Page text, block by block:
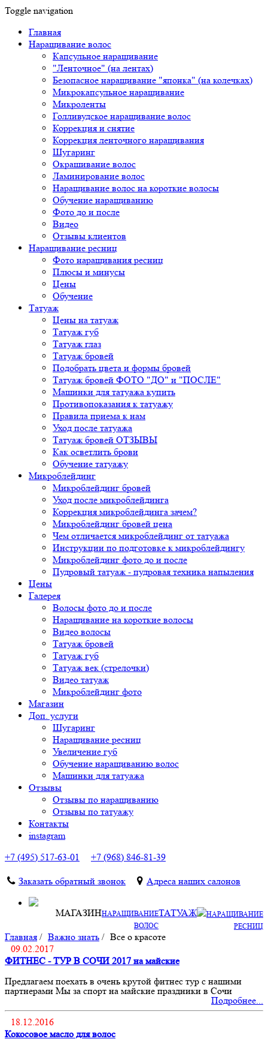
Toggle navigation
Главная
Наращивание волос
Капсульное наращивание
"Ленточное" (на лентах)
Безопасное наращивание "японка" (на колечках)
Микрокапсульное наращивание
Микроленты
Голливудское наращивание волос
Коррекция и снятие
Коррекция ленточного наращивания
Шугаринг
Окрашивание волос
Ламинирование волос
Наращивание волос на короткие волосы
Обучение наращиванию
Фото до и после
Видео
Отзывы клиентов
Наращивание ресниц
Фото наращивания ресниц
Плюсы и минусы
Цены
Обучение
Татуаж
Цены на татуаж
Татуаж губ
Татуаж глаз
Татуаж бровей
Подобрать цвета и формы бровей
Татуаж бровей ФОТО "ДО" и "ПОСЛЕ"
Машинки для татуажа купить
Противопоказания к татуажу
Правила приема к нам
Уход после татуажа
Татуаж бровей ОТЗЫВЫ
Как осветлить брови
Обучение татуажу
Микроблейдинг
Микроблейдинг бровей
Уход после микроблейдинга
Коррекция микроблейдинга зачем?
Микроблейдинг бровей цена
Чем отличается микроблейдинг от татуажа
Инструкции по подготовке к микроблейдингу
Микроблейдинг фото до и после
Пудровый татуаж - пудровая техника напыления
Цены
Галерея
Волосы фото до и после
Наращивание на короткие волосы
Видео волосы
Татуаж бровей
Татуаж губ
Татуаж век (стрелочки)
Видео татуаж
Микроблейдинг фото
Магазин
Доп. услуги
Шугаринг
Наращивание ресниц
Увеличение губ
Обучение наращиванию волос
Машинки для татуажа
Отзывы
Отзывы по наращиванию
Отзывы по татуажу
Контакты
instagram
+7 (495) 517-63-01
+7 (968) 846-81-39
Заказать обратный звонок Адреса наших салонов
НАРАЩИВАНИЕ
РЕСНИЦ
ТАТУАЖ
НАРАЩИВАНИЕ
ВОЛОС
МАГАЗИН
Главная / Важно знать / Все о красоте
09.02.2017
ФИТНЕС - ТУР В СОЧИ 2017 на майские
Предлагаем поехать в очень крутой фитнес тур с нашими
партнерами Мы за спорт на майские праздники в Сочи
Подробнее...
18.12.2016
Кокосовое масло для волос